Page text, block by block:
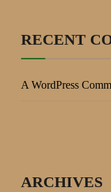
RECENT
A WordPress
ARCHIVES